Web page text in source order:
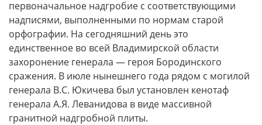
первоначальное надгробие с соответствующими
надписями, выполненными по нормам старой
орфографии. На сегодняшний день это
единственное во всей Владимирской области
захоронение генерала — героя Бородинского
сражения. В июле нынешнего года рядом с могилой
генерала В.С. Юкичева был установлен кенотаф
генерала А.Я. Леванидова в виде массивной
гранитной надгробной плиты.